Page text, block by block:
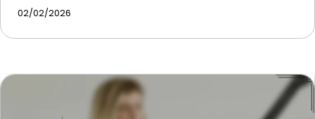
02/02/2026